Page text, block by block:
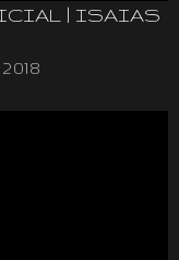
| ISAIAS